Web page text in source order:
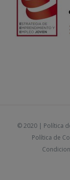
© 2020 | Política
Política de